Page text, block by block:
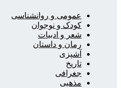
عمومی و روانشناسی
کودک و نوجوان
شعر و ادبیات
رمان و داستان
آشپزی
تاریخ
جغرافی
مذهبی